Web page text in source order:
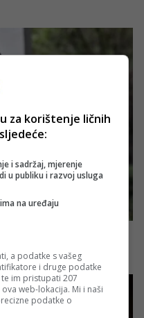
za korištenje ličnih
i sadržaj, mjerenje
u publiku i razvoj usluga
na uređaju
a podatke s vašeg
i druge podatke
im pristupati 207
web-lokacija. Mi i naši
podatke o